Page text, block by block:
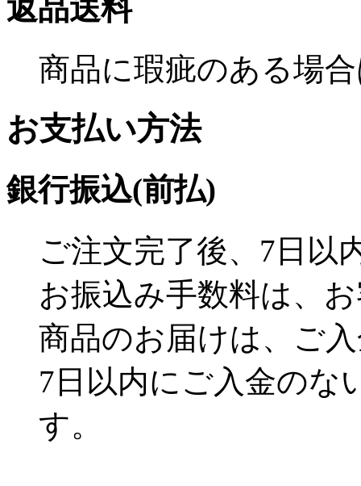
返品送料
商品に瑕疵のある場
お支払い方法
銀行振込(前払)
ご注文完了後、7日以
お振込み手数料は、
商品のお届けは、ご
7日以内にご入金のな
す。